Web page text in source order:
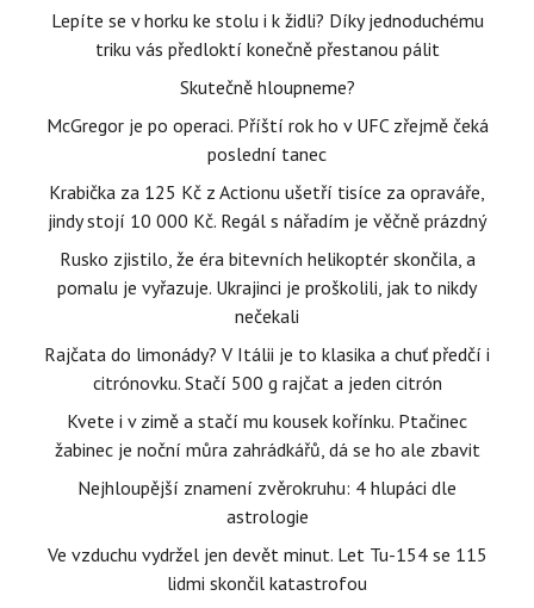
Lepíte se v horku ke stolu i k židli? Díky jednoduchému
triku vás předloktí konečně přestanou pálit
Skutečně hloupneme?
McGregor je po operaci. Příští rok ho v UFC zřejmě čeká
poslední tanec
Krabička za 125 Kč z Actionu ušetří tisíce za opraváře,
jindy stojí 10 000 Kč. Regál s nářadím je věčně prázdný
Rusko zjistilo, že éra bitevních helikoptér skončila, a
pomalu je vyřazuje. Ukrajinci je proškolili, jak to nikdy
nečekali
Rajčata do limonády? V Itálii je to klasika a chuť předčí i
citrónovku. Stačí 500 g rajčat a jeden citrón
Kvete i v zimě a stačí mu kousek kořínku. Ptačinec
žabinec je noční můra zahrádkářů, dá se ho ale zbavit
Nejhloupější znamení zvěrokruhu: 4 hlupáci dle
astrologie
Ve vzduchu vydržel jen devět minut. Let Tu-154 se 115
lidmi skončil katastrofou